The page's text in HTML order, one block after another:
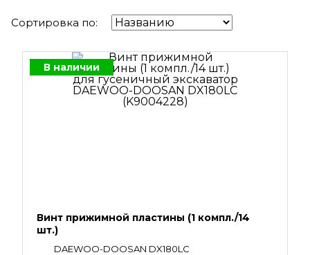
КОНТАКТЫ
Сортировка по:
В наличии
Винт прижимной пластины (1 компл./14
шт.)
DAEWOO-DOOSAN DX180LC